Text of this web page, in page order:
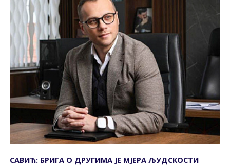
САВИЋ: БРИГА О ДРУГИМА ЈЕ МЈЕРА ЉУДСКОСТИ